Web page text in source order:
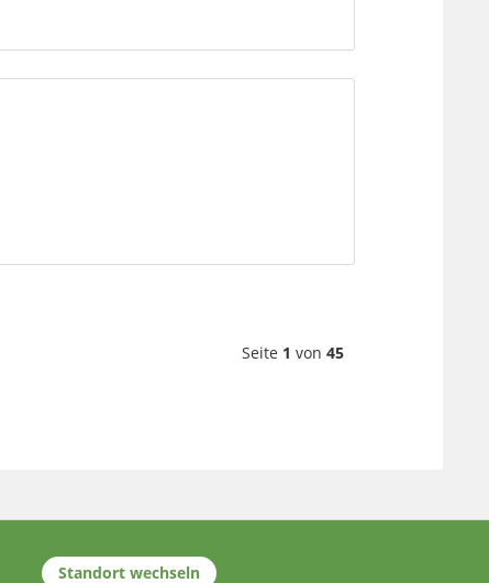
Seite 1 von 45
Standort wechseln